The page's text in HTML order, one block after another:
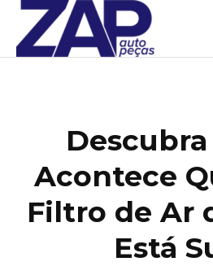
Acontece
Filtro de Ar
Está